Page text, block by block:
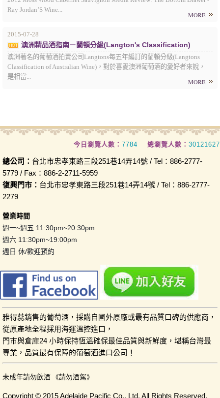
Ray Jordan’S Wine...
MORE
2015-07-28
澳洲精品酒指南－蘭頓分級(Langton's Classification)
澳洲著名的葡萄酒拍賣公司Langtons每五年編訂的蘭頓分級(Langtons
Classification of Australian Wine)，對於喜愛澳洲葡萄酒的愛好者來說，
是相當...
MORE
今日瀏覽人數： 7784 總瀏覽人數： 30121627
總公司： 台北市忠孝東路三段251巷14弄14號 / Tel：886-2777-
5779 / Fax：886-2-2711-5959
復興門市： 台北市忠孝東路三段251巷14弄14號 / Tel：886-2777-
2279
營業時間
週一~週五 11:30pm~20:30pm
週六 11:30pm~19:00pm
週日 休/歡迎預約
雅得蕊銷售的葡萄酒，採購自國外原廠或最有品質口碑的供應商，
從原產地全程採用海運溫控進口，
門市與倉庫24 小時保持恆溫確保最佳品質與新鮮度，堪稱台灣最
專業，品質最有保障的葡萄酒進口公司！
未成年請勿飲酒 《請勿酒駕》
Copyright © 2015 Adelaide Pacific Co., Ltd. All Rights Reserved.